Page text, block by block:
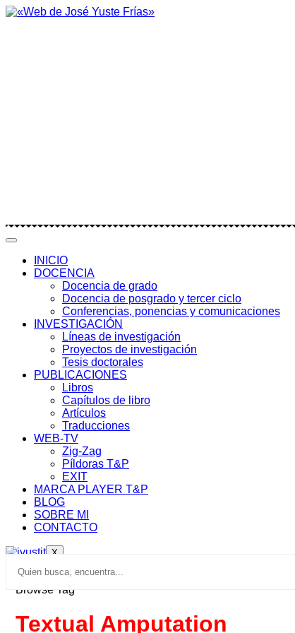
INICIO
DOCENCIA
Docencia de grado
Docencia de posgrado y tercer ciclo
Conferencias, ponencias y comunicaciones
INVESTIGACIÓN
Líneas de investigación
Proyectos de investigación
Tesis doctorales
PUBLICACIONES
Libros
Capítulos de libro
Artículos
Traducciones
WEB-TV
Zig-Zag
Píldoras T&P
EXIT
MARCA PLAYER T&P
BLOG
SOBRE MI
CONTACTO
X
Browse Tag
Textual Amputation